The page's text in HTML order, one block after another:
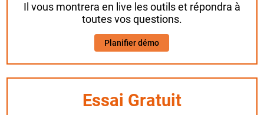
Il vous montrera en live les outils et répondra à
toutes vos questions.
Planifier démo
Essai Gratuit